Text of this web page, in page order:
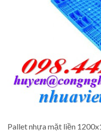
Pallet nhựa mặt liền